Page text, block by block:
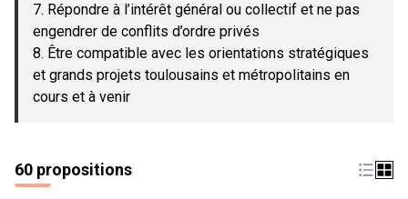
7. Répondre à l’intérêt général ou collectif et ne pas
engendrer de conflits d’ordre privés
8. Être compatible avec les orientations stratégiques
et grands projets toulousains et métropolitains en
cours et à venir
60 propositions